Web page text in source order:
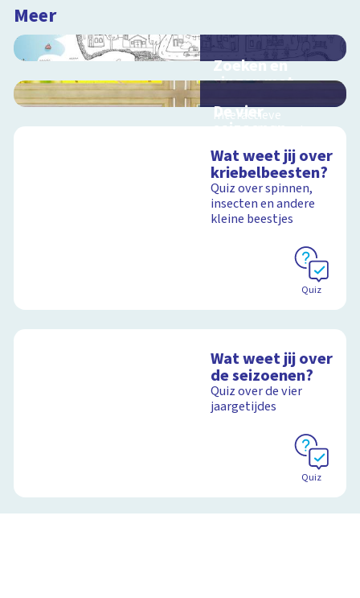
Meer
Zoeken en
zingen met
Sesamstraat
Interactieve
schoolplaat met
kinderliedjes
Schoolplaat
De vier
seizoenen
schoolplaat over de
seizoenen
Wat weet jij over
kriebelbeesten?
Quiz over spinnen,
insecten en andere
kleine beestjes
Quiz
Wat weet jij over
de seizoenen?
Quiz over de vier
jaargetijdes
Quiz